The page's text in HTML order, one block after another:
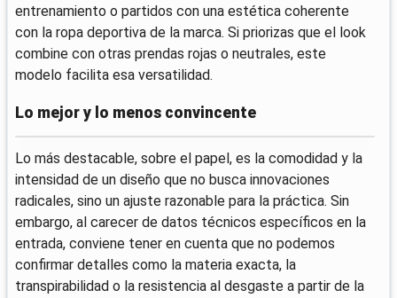
entrenamiento o partidos con una estética coherente
con la ropa deportiva de la marca. Si priorizas que el look
combine con otras prendas rojas o neutrales, este
modelo facilita esa versatilidad.
Lo mejor y lo menos convincente
Lo más destacable, sobre el papel, es la comodidad y la
intensidad de un diseño que no busca innovaciones
radicales, sino un ajuste razonable para la práctica. Sin
embargo, al carecer de datos técnicos específicos en la
entrada, conviene tener en cuenta que no podemos
confirmar detalles como la materia exacta, la
transpirabilidad o la resistencia al desgaste a partir de la